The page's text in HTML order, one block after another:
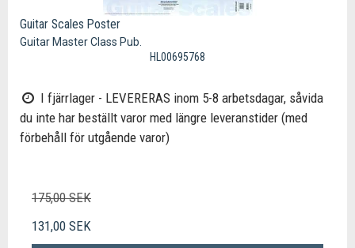
Guitar Scales Poster
Guitar Master Class Pub.
HL00695768
I fjärrlager - LEVERERAS inom 5-8 arbetsdagar, såvida
du inte har beställt varor med längre leveranstider (med
förbehåll för utgående varor)
175,00 SEK
131,00 SEK